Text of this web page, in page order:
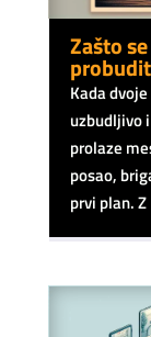
Zašto
Kada
uzbudljivo
prolaze
posao,
prvi plan. Z